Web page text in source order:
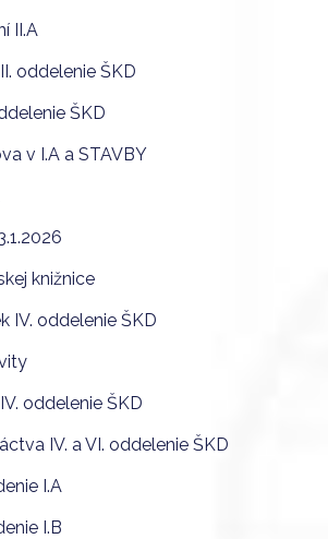
II.A
oddelenie ŠKD
ŠKD
v I.A a STAVBY
knižnice
IV. oddelenie ŠKD
oddelenie ŠKD
IV. a VI. oddelenie ŠKD
I.A
I.B